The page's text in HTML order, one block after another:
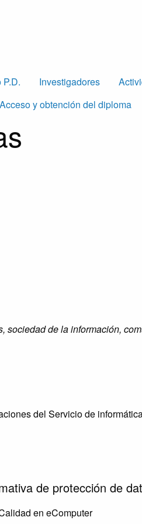
Investigadores
Acceso y obtención del diploma
de la información,
del Servicio de
de protección de
en eComputer